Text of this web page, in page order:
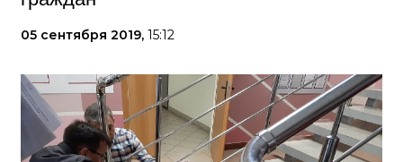
05 сентября 2019, 15:12